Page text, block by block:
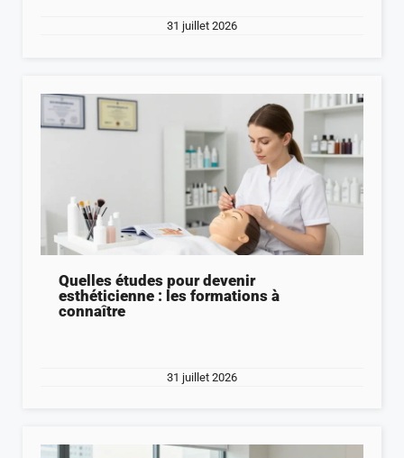
31 juillet 2026
Quelles études pour devenir
esthéticienne : les formations à
connaître
31 juillet 2026